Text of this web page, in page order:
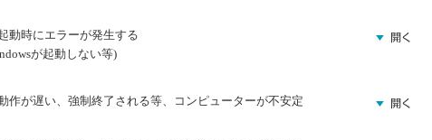
動時にエラーが発生する
が起動しない等)
作が遅い、強制終了される等、コンピューターが不安定